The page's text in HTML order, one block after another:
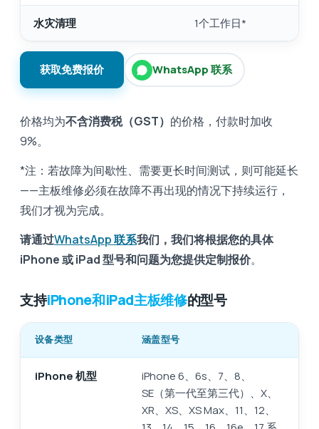
水灾清理 1个工作日*
获取免费报价 WhatsApp 联系
价格均为不含消费税（GST） 的价格，付款时加收
9%。
*注：若故障为间歇性、需要更长时间测试，则可能延长
——主板维修必须在故障不再出现的情况下持续运行，
我们才视为完成。
请通过WhatsApp 联系我们，我们将根据您的具体
iPhone 或 iPad 型号和问题为您提供定制报价。
支持iPhone和iPad主板维修的型号
设备类型 涵盖型号
iPhone 机型
iPhone 6、6s、7、8、
SE（第一代至第三代）、X、
XR、XS、XS Max、11、12、